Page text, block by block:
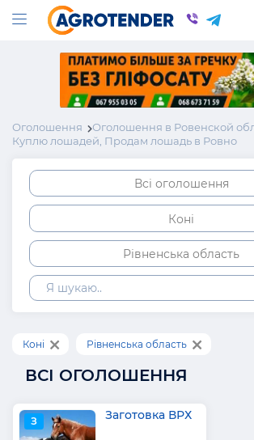
Оголошення
Оголошення в Ровенской
Куплю лошадей, Продам лошадь в Ровно
Всі оголошення
Коні
Рівненська область
Коні Рівненська область
ВСІ ОГОЛОШЕННЯ
З Заготовка ВРХ